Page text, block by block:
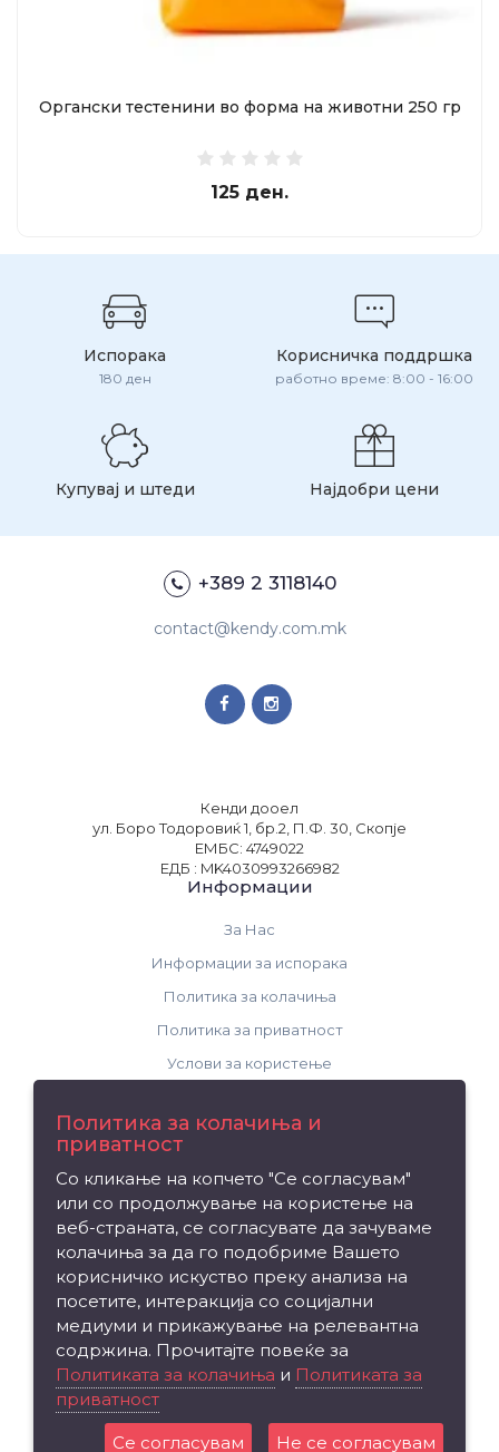
Органски тестенини во форма на животни 250 гр
125 ден.
Испорака
180 ден
Корисничка поддршка
работно време: 8:00 - 16:00
Купувај и штеди Најдобри цени
+389 2 3118140
contact@kendy.com.mk
Кенди дооел
ул. Боро Тодоровиќ 1, бр.2, П.Ф. 30, Скопје
ЕМБС: 4749022
ЕДБ : MK4030993266982
Информации
За Нас
Информации за испорака
Политика за колачиња
Политика за приватност
Услови за користење
Рекламација на производ
Мапа на сајтот
Издвојуваме
Брендови
Вредносен ваучер
Партнерска програма
Политика за колачиња и
приватност
Со кликање на копчето "Се согласувам"
или со продолжување на користење на
веб-страната, се согласувате да зачуваме
колачиња за да го подобриме Вашето
корисничко искуство преку анализа на
посетите, интеракција со социјални
медиуми и прикажување на релевантна
содржина. Прочитајте повеќе за
Политиката за колачиња и Политиката за
приватност
Се согласувам Не се согласувам